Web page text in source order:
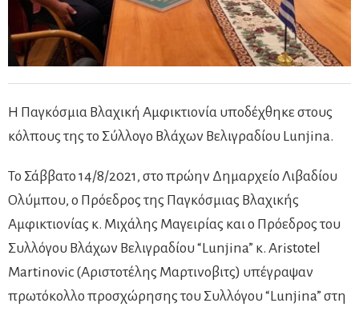
Η Παγκόσμια Βλαχική Αμφικτιονία υποδέχθηκε στους
κόλπους της το Σύλλογο Βλάχων Βελιγραδίου Lunjina.
Το Σάββατο 14/8/2021, στο πρώην Δημαρχείο Λιβαδίου
Ολύμπου, ο Πρόεδρος της Παγκόσμιας Βλαχικής
Αμφικτιονίας κ. Μιχάλης Μαγειρίας και ο Πρόεδρος του
Συλλόγου Βλάχων Βελιγραδίου “Lunjina” κ. Aristotel
Martinovic (Αριστοτέλης Μαρτινοβιτς) υπέγραψαν
πρωτόκολλο προσχώρησης του Συλλόγου “Lunjina” στη